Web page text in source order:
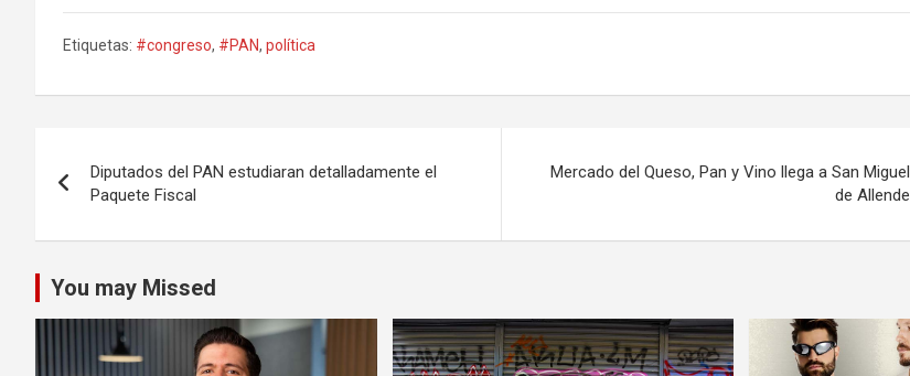
Etiquetas: #congreso, #PAN, política
de
entradas
Diputados del PAN estudiaran detalladamente el
Paquete Fiscal
Mercado del Queso, Pan y Vino llega a San Miguel
de Allende
You may Missed